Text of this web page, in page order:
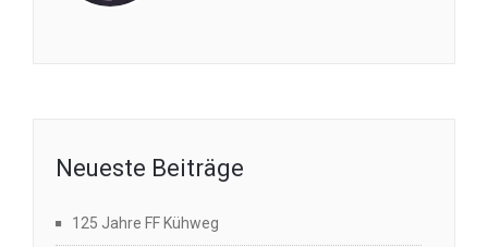
Neueste Beiträge
125 Jahre FF Kühweg